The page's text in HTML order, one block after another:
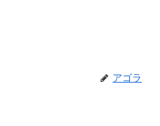
アゴラ